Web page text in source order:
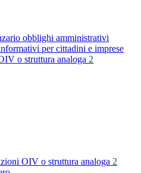
obblighi amministrativi
per cittadini e imprese
o struttura analoga 2
OIV o struttura analoga 2